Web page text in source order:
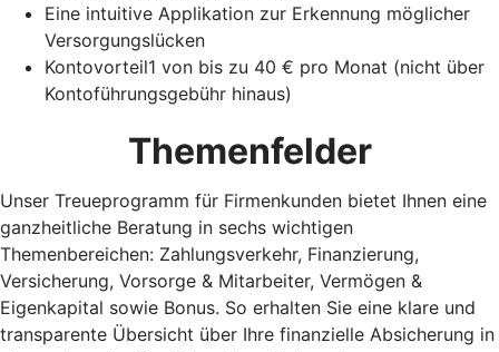
Eine intuitive Applikation zur Erkennung möglicher
Versorgungslücken
Kontovorteil1 von bis zu 40 € pro Monat (nicht über
Kontoführungsgebühr hinaus)
Themenfelder
Unser Treueprogramm für Firmenkunden bietet Ihnen eine
ganzheitliche Beratung in sechs wichtigen
Themenbereichen: Zahlungsverkehr, Finanzierung,
Versicherung, Vorsorge & Mitarbeiter, Vermögen &
Eigenkapital sowie Bonus. So erhalten Sie eine klare und
transparente Übersicht über Ihre finanzielle Absicherung in